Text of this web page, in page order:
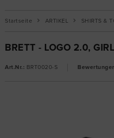
Startseite ARTIKEL SHIRTS &
BRETT - LOGO 2.0,
Art.Nr.: BRT0020-S